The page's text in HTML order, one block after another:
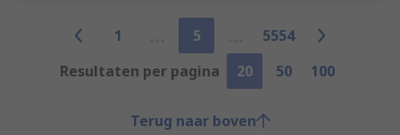
1 5
5554
Resultaten per pagina
20 50 100
Terug naar boven